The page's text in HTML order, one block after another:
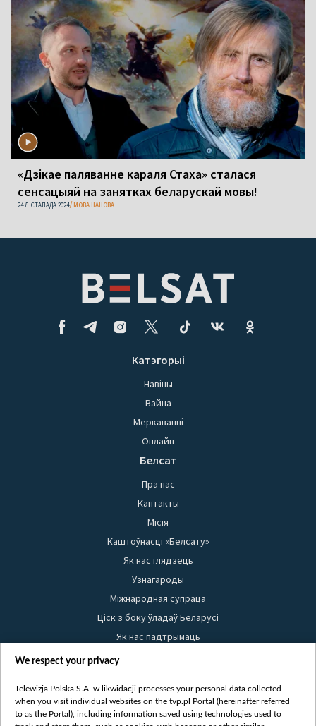
«Дзікае паляванне караля Стаха» сталася
сенсацыяй на занятках беларускай мовы!
24 ЛІСТАПАДА 2024 МОВА НАНОВА
Катэгорыі
Навіны
Вайна
Меркаванні
Онлайн
Белсат
Пра нас
Кантакты
Місія
Каштоўнасці «Белсату»
Як нас глядзець
Узнагароды
Міжнародная супраца
Ціск з боку ўладаў Беларусі
Як нас падтрымаць
Правілы выкарыстання матэрыялаў
Бяспека
Youtube
We respect your privacy
Telewizja Polska S.A. w likwidacji processes your personal data collected
when you visit individual websites on the tvp.pl Portal (hereinafter referred
to as the Portal), including information saved using technologies used to